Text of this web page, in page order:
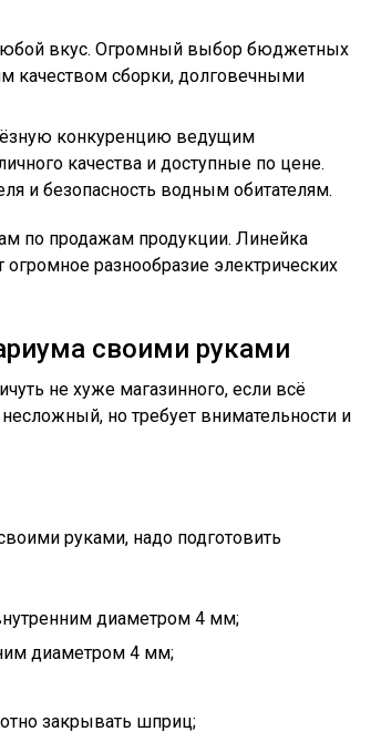
вкус. Огромный выбор бюджетных
качеством сборки, долговечными
конкуренцию ведущим
качества и доступные по цене.
и безопасность водным обитателям.
по продажам продукции. Линейка
разнообразие электрических
своими руками
не хуже магазинного, если всё
но требует внимательности и
руками, надо подготовить
диаметром 4 мм;
диаметром 4 мм;
закрывать шприц;